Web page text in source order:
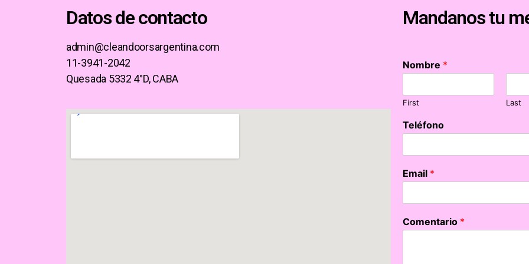
Datos de contacto
admin@cleandoorsargentina.com
11-3941-2042
Quesada 5332 4°D, CABA
Mandanos tu
Nombre *
First Last
Teléfono
Email *
Comentario *